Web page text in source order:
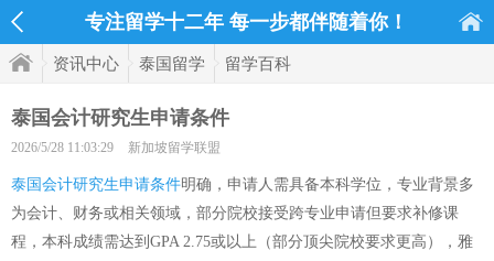
专注留学十二年 每一步都伴随着你！
资讯中心 泰国留学 留学百科
泰国会计研究生申请条件
2026/5/28 11:03:29 新加坡留学联盟
泰国会计研究生申请条件明确，申请人需具备本科学位，专业背景多
为会计、财务或相关领域，部分院校接受跨专业申请但要求补修课
程，本科成绩需达到GPA 2.75或以上（部分顶尖院校要求更高），雅